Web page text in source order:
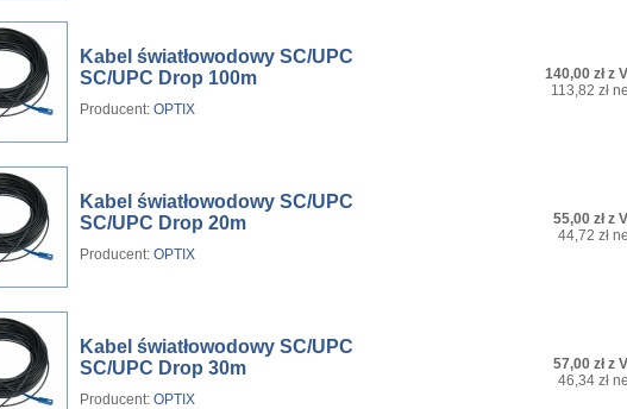
Kabel światłowodowy SC/UPC
SC/UPC Drop 100m
Producent: OPTIX
140,00 zł z
113,82 zł
Kabel światłowodowy SC/UPC
SC/UPC Drop 20m
Producent: OPTIX
55,00 zł z
44,72 zł
Kabel światłowodowy SC/UPC
SC/UPC Drop 30m
Producent: OPTIX
57,00 zł z
46,34 zł